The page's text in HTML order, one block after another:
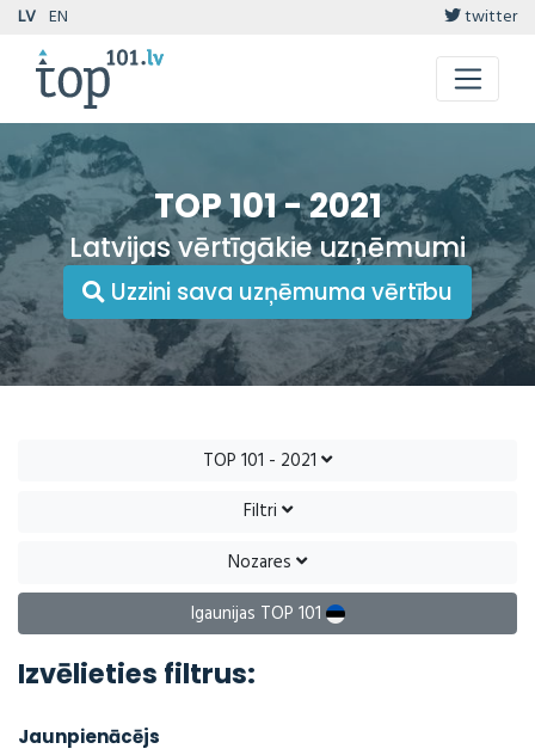
LV EN twitter
TOP 101 - 2021
Latvijas vērtīgākie uzņēmumi
Uzzini sava uzņēmuma vērtību
TOP 101 - 2021
Filtri
Nozares
Igaunijas TOP 101
Izvēlieties filtrus:
Jaunpienācējs